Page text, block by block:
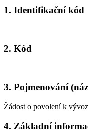
1. Identifikační kód
2. Kód
3. Pojmenování
Žádost o povolení k
4. Základní